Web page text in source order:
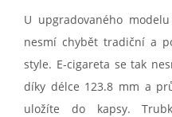
U upgradovaného
nesmí chybět tradiční a
style. E-cigareta se tak
díky délce 123.8 mm a
uložíte do kapsy.